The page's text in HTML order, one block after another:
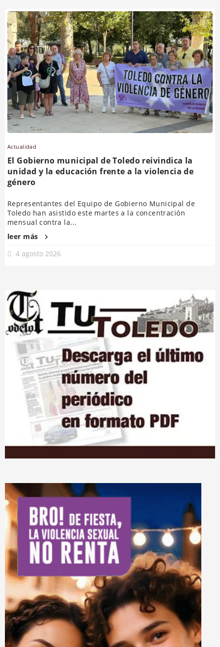
Actualidad
El Gobierno municipal de Toledo reivindica la
unidad y la educación frente a la violencia de
género
Representantes del Equipo de Gobierno Municipal de
Toledo han asistido este martes a la concentración
mensual contra la...
leer más
4 agosto 2026